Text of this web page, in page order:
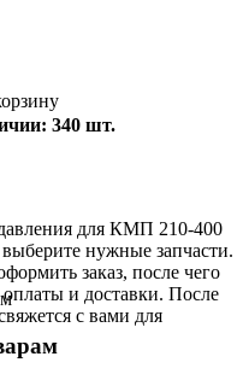
340 шт.
для КМП 210-400
нужные запчасти.
заказ, после чего
и доставки. После
с вами для